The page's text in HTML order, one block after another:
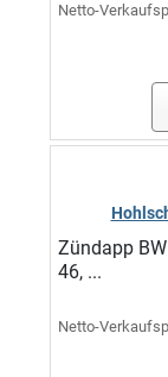
Netto-
Zündapp
46, ...
Netto-